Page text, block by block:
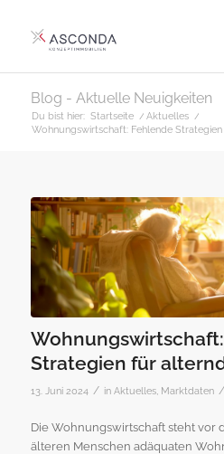
Blog - Aktuelle Neuigkeiten
Du bist hier: Startseite / Aktuelles /
Wohnungswirtschaft: Fehlende
Strategien für
13. Juni 2024 / in Aktuelles, Marktdaten /
Die Wohnungswirtschaft steht vor
älteren Menschen adäquaten